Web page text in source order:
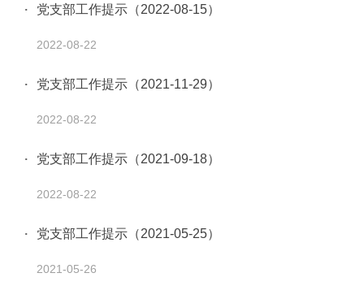
党支部工作提示（2022-08-15）
2022-08-22
党支部工作提示（2021-11-29）
2022-08-22
党支部工作提示（2021-09-18）
2022-08-22
党支部工作提示（2021-05-25）
2021-05-26